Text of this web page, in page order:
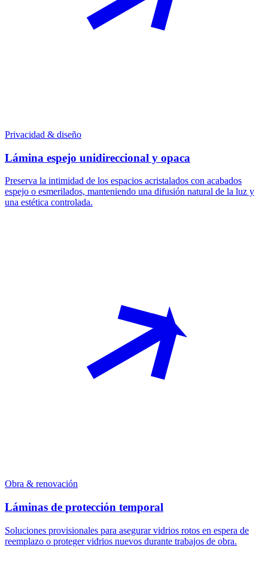
Privacidad & diseño
Lámina espejo unidireccional y opaca
Preserva la intimidad de los espacios acristalados con acabados
espejo o esmerilados, manteniendo una difusión natural de la luz y
una estética controlada.
Obra & renovación
Láminas de protección temporal
Soluciones provisionales para asegurar vidrios rotos en espera de
reemplazo o proteger vidrios nuevos durante trabajos de obra.